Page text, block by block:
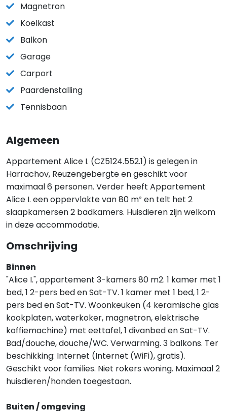
Magnetron
Koelkast
Balkon
Garage
Carport
Paardenstalling
Tennisbaan
Algemeen
Appartement Alice I. (CZ5124.552.1) is gelegen in
Harrachov, Reuzengebergte en geschikt voor
maximaal 6 personen. Verder heeft Appartement
Alice I. een oppervlakte van 80 m² en telt het 2
slaapkamersen 2 badkamers. Huisdieren zijn welkom
in deze accommodatie.
Omschrijving
Binnen
"Alice I.", appartement 3-kamers 80 m2. 1 kamer met 1
bed, 1 2-pers bed en Sat-TV. 1 kamer met 1 bed, 1 2-
pers bed en Sat-TV. Woonkeuken (4 keramische glas
kookplaten, waterkoker, magnetron, elektrische
koffiemachine) met eettafel, 1 divanbed en Sat-TV.
Bad/douche, douche/WC. Verwarming. 3 balkons. Ter
beschikking: Internet (Internet (WiFi), gratis).
Geschikt voor families. Niet rokers woning. Maximaal 2
huisdieren/honden toegestaan.
Buiten / omgeving